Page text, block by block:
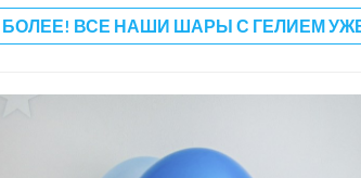
БОЛЕЕ! ВСЕ НАШИ ШАРЫ С ГЕЛИЕМ